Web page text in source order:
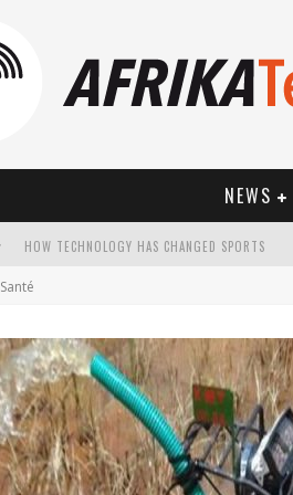
NEWS
HOW TECHNOLOGY HAS CHANGED SPORTS
Santé